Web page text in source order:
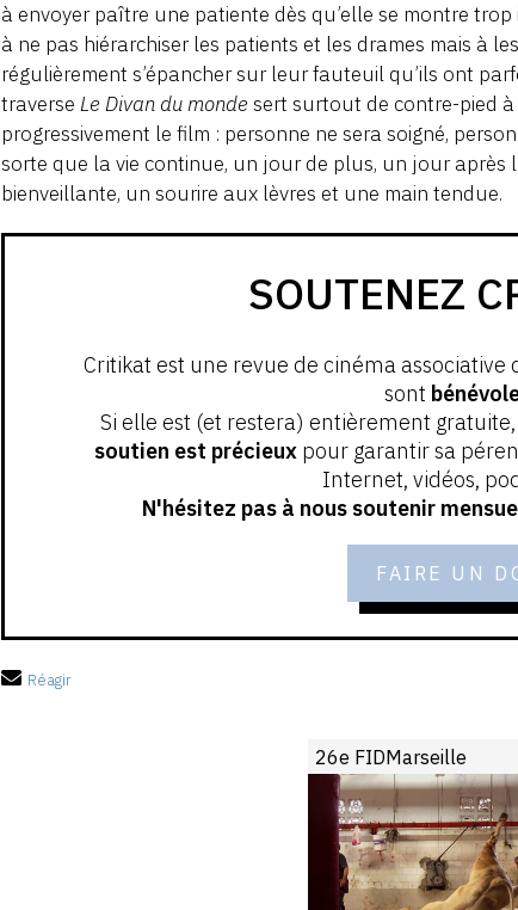
à envoyer paître une patiente dès qu’elle se montre
à ne pas hiérarchiser les patients et les drames mais à
régulièrement s’épancher sur leur fauteuil qu’ils ont
traverseLe Divan du monde sert surtout de contre-pied
progressivement le film : personne ne sera soigné,
sorte que la vie continue, un jour de plus, un jour après
bienveillante, un sourire aux lèvres et une main tendue.
SOUTENEZ
Critikat est une revue de cinéma
sont
Si elle est (et restera) entièrement
soutien est précieux pour garantir sa
Internet, vidéos,
N'hésitez pas à nous soutenir
FAIRE UN
Réagir
26e FIDMarseille